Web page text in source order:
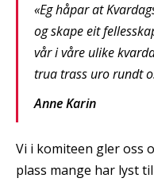
«Eg håpar at
og skape eit
vår i våre ulike
trua trass uro rundt
Anne Karin
Vi i komiteen gler oss
plass mange har lyst